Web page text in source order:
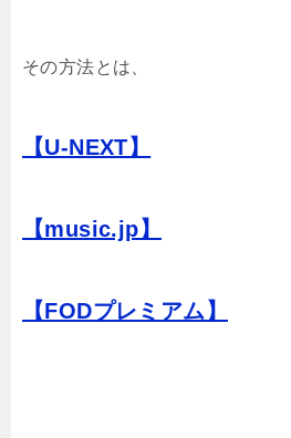
その方法とは、
【U-NEXT】
【music.jp】
【FODプレミアム】